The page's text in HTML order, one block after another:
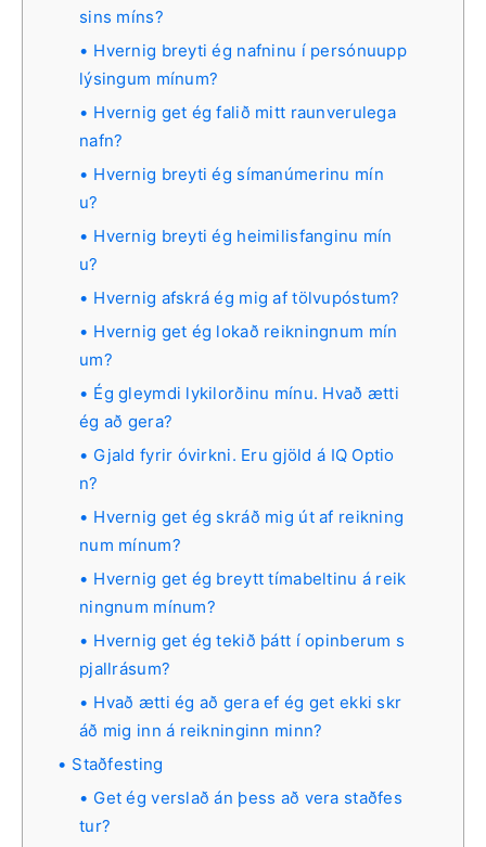
sins míns?
Hvernig breyti ég nafninu í persónuupp
lýsingum mínum?
Hvernig get ég falið mitt raunverulega
nafn?
Hvernig breyti ég símanúmerinu mín
u?
Hvernig breyti ég heimilisfanginu mín
u?
Hvernig afskrá ég mig af tölvupóstum?
Hvernig get ég lokað reikningnum mín
um?
Ég gleymdi lykilorðinu mínu. Hvað ætti
ég að gera?
Gjald fyrir óvirkni. Eru gjöld á IQ Optio
n?
Hvernig get ég skráð mig út af reikning
num mínum?
Hvernig get ég breytt tímabeltinu á reik
ningnum mínum?
Hvernig get ég tekið þátt í opinberum s
pjallrásum?
Hvað ætti ég að gera ef ég get ekki skr
áð mig inn á reikninginn minn?
Staðfesting
Get ég verslað án þess að vera staðfes
tur?